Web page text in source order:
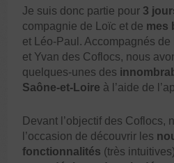
Je suis donc partie pour 3
compagnie de Loïc et de mes
et Léo-Paul. Accompagnés de
et Yvan des Coflocs, nous
quelques-unes des
Saône-et-Loire à l’aide de
Devant l’objectif des Coflocs,
l’occasion de découvrir les
fonctionnalités (très